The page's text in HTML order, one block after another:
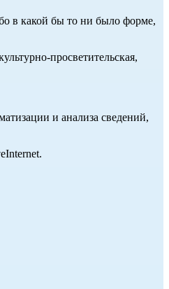
в какой бы то ни было форме,
просветительская,
и анализа сведений,